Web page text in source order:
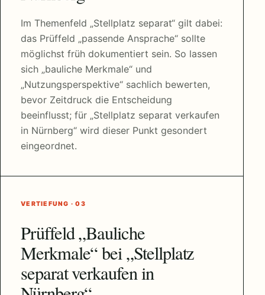
Im Themenfeld „Stellplatz separat“ gilt dabei:
das Prüffeld „passende Ansprache“ sollte
möglichst früh dokumentiert sein. So lassen
sich „bauliche Merkmale“ und
„Nutzungsperspektive“ sachlich bewerten,
bevor Zeitdruck die Entscheidung
beeinflusst; für „Stellplatz separat verkaufen
in Nürnberg“ wird dieser Punkt gesondert
eingeordnet.
VERTIEFUNG · 03
Prüffeld „Bauliche
Merkmale“ bei „Stellplatz
separat verkaufen in